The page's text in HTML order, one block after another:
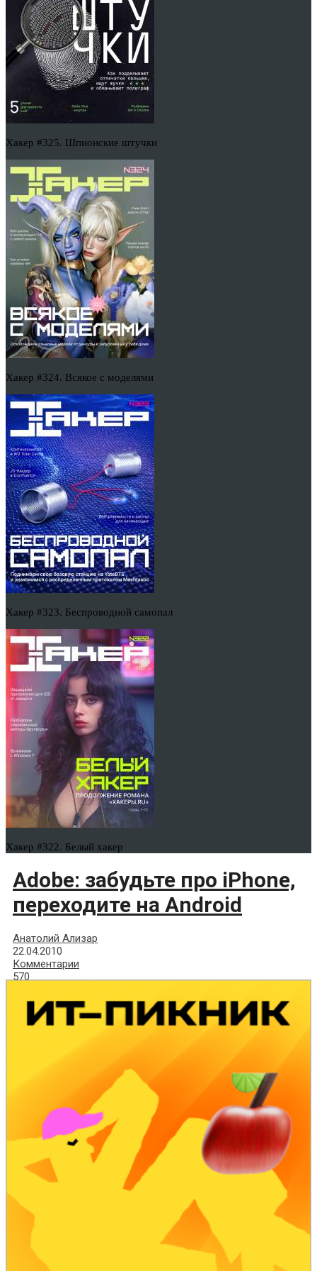
Хакер #325. Шпионские штучки
Хакер #324. Всякое с моделями
Хакер #323. Беспроводной самопал
Хакер #322. Белый хакер
Adobe: забудьте про iPhone,
переходите на Android
Анатолий Ализар
22.04.2010
Комментарии
570